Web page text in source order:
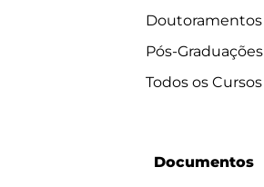
Doutoramentos
Pós-Graduações
Todos os Cursos
Documentos